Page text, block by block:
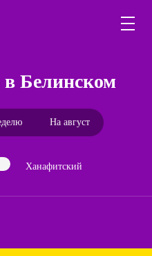
Белинском
На август
Ханафитский